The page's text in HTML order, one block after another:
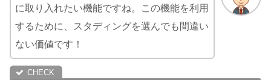
に取り入れたい機能ですね。この機能を利用
するために、スタディングを選んでも間違い
ない価値です！